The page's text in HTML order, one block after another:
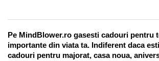
Pe MindBlower.ro gasesti cadouri pentru
importante din viata ta. Indiferent daca
cadouri pentru majorat, casa noua,